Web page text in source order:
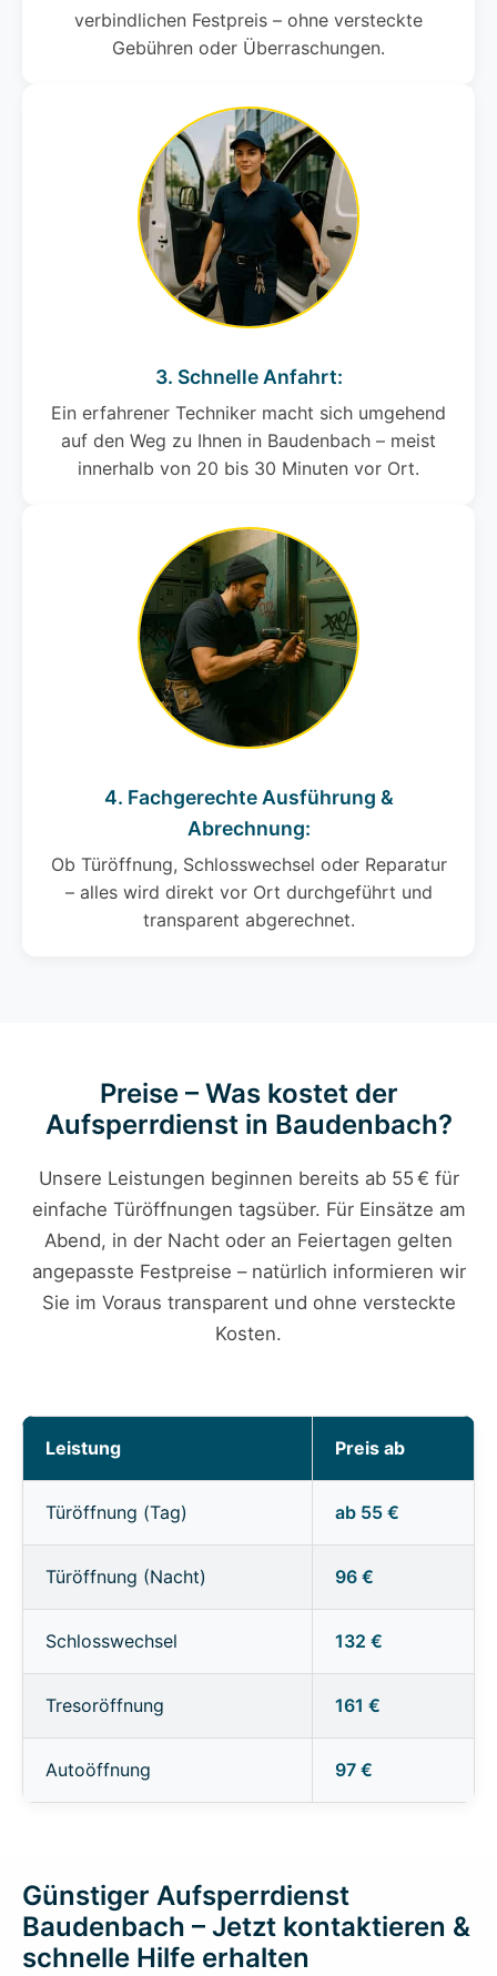
verbindlichen Festpreis – ohne versteckte
Gebühren oder Überraschungen.
3. Schnelle Anfahrt:
Ein erfahrener Techniker macht sich umgehend
auf den Weg zu Ihnen in Baudenbach – meist
innerhalb von 20 bis 30 Minuten vor Ort.
4. Fachgerechte Ausführung &
Abrechnung:
Ob Türöffnung, Schlosswechsel oder Reparatur
– alles wird direkt vor Ort durchgeführt und
transparent abgerechnet.
Preise – Was kostet der
Aufsperrdienst in Baudenbach?
Unsere Leistungen beginnen bereits ab 55 € für
einfache Türöffnungen tagsüber. Für Einsätze am
Abend, in der Nacht oder an Feiertagen gelten
angepasste Festpreise – natürlich informieren wir
Sie im Voraus transparent und ohne versteckte
Kosten.
Leistung Preis ab
Türöffnung (Tag) ab 55 €
Türöffnung (Nacht) 96 €
Schlosswechsel 132 €
Tresoröffnung 161 €
Autoöffnung 97 €
Günstiger Aufsperrdienst
Baudenbach – Jetzt kontaktieren &
schnelle Hilfe erhalten